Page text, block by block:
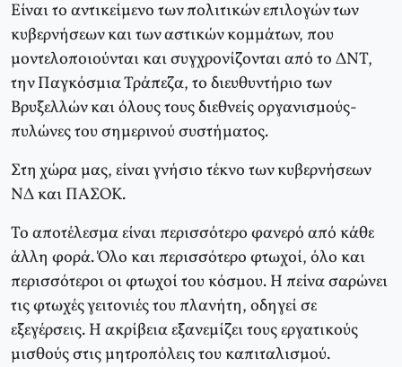
Είναι το αντικείμενο των πολιτικών επιλογών των
κυβερνήσεων και των αστικών κομμάτων, που
μοντελοποιούνται και συγχρονίζονται από το ΔΝΤ,
την Παγκόσμια Τράπεζα, το διευθυντήριο των
Βρυξελλών και όλους τους διεθνείς οργανισμούς-
πυλώνες του σημερινού συστήματος.
Στη χώρα μας, είναι γνήσιο τέκνο των κυβερνήσεων
ΝΔ και ΠΑΣΟΚ.
Το αποτέλεσμα είναι περισσότερο φανερό από κάθε
άλλη φορά. Όλο και περισσότερο φτωχοί, όλο και
περισσότεροι οι φτωχοί του κόσμου. Η πείνα σαρώνει
τις φτωχές γειτονιές του πλανήτη, οδηγεί σε
εξεγέρσεις. Η ακρίβεια εξανεμίζει τους εργατικούς
μισθούς στις μητροπόλεις του καπιταλισμού.